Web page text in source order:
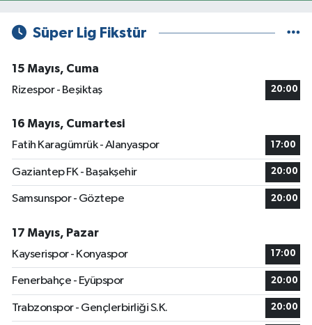
Süper Lig Fikstür
15 Mayıs, Cuma
Rizespor - Beşiktaş
20:00
16 Mayıs, Cumartesi
Fatih Karagümrük - Alanyaspor
17:00
Gaziantep FK - Başakşehir 20:00
Samsunspor - Göztepe 20:00
17 Mayıs, Pazar
Kayserispor - Konyaspor
17:00
Fenerbahçe - Eyüpspor 20:00
Trabzonspor - Gençlerbirliği S.K. 20:00